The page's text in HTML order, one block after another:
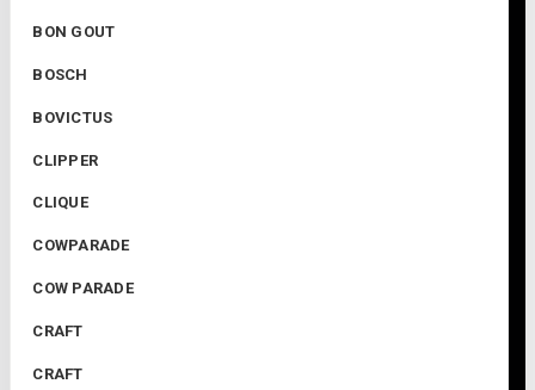
BON GOUT
BOSCH
BOVICTUS
CLIPPER
CLIQUE
COWPARADE
COW PARADE
CRAFT
CRAFT